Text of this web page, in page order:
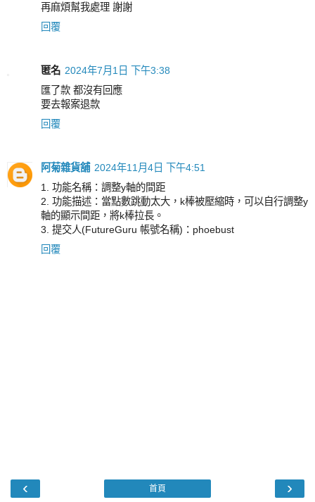
再麻煩幫我處理 謝謝
回覆
匿名 2024年7月1日 下午3:38
匯了款 都沒有回應
要去報案退款
回覆
阿菊雜貨舖 2024年11月4日 下午4:51
1. 功能名稱：調整y軸的間距
2. 功能描述：當點數跳動太大，k棒被壓縮時，可以自行調整y
軸的顯示間距，將k棒拉長。
3. 提交人(FutureGuru 帳號名稱)：phoebust
回覆
‹ ›
首頁